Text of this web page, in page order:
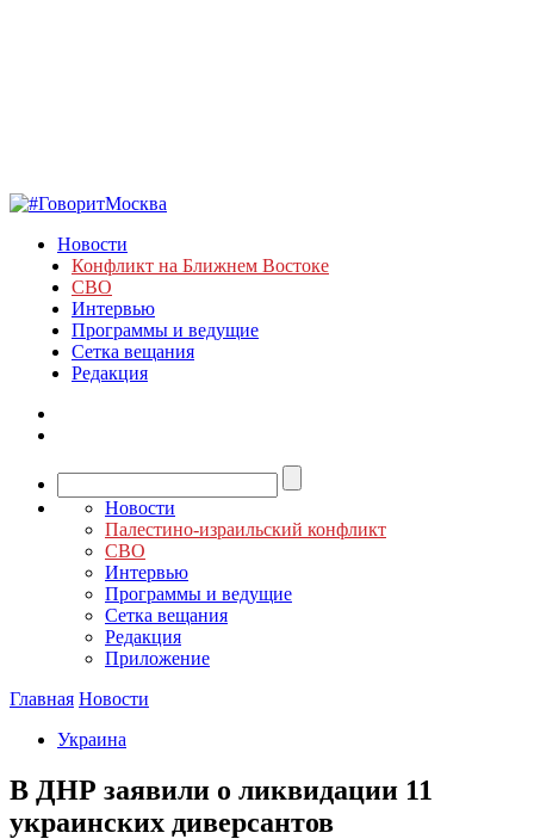
Новости
Конфликт на Ближнем Востоке
СВО
Интервью
Программы и ведущие
Сетка вещания
Редакция
Новости
Палестино-израильский конфликт
СВО
Интервью
Программы и ведущие
Сетка вещания
Редакция
Приложение
Главная Новости
Украина
В ДНР заявили о ликвидации 11
украинских диверсантов